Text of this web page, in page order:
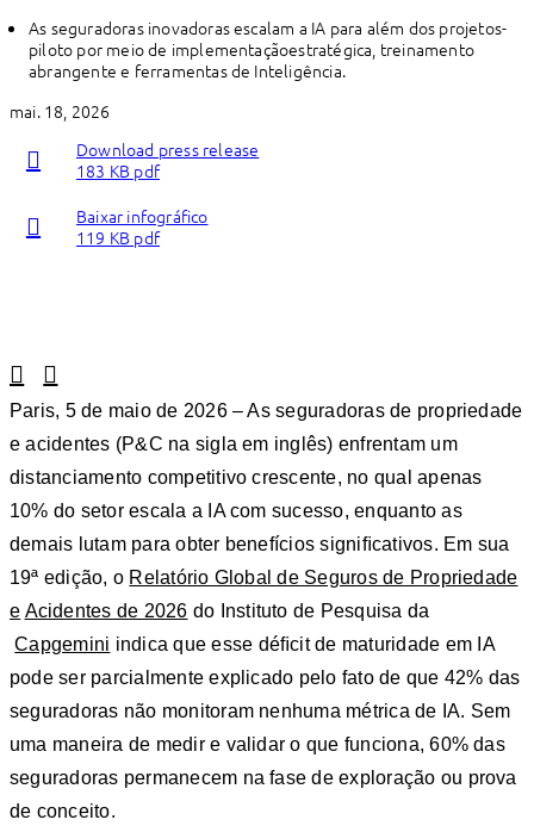
As seguradoras inovadoras escalam a IA para além dos projetos-
piloto por meio de implementaçãoestratégica, treinamento
abrangente e ferramentas de Inteligência.
mai. 18, 2026
Download press release
183 KB pdf
Baixar infográfico
119 KB pdf
Facebook
Linkedin
Paris, 5 de maio de 2026 – As seguradoras de propriedade
e acidentes (P&C na sigla em inglês) enfrentam um
distanciamento competitivo crescente, no qual apenas
10% do setor escala a IA com sucesso, enquanto as
demais lutam para obter benefícios signiﬁcativos. Em sua
19ª edição, o Relatório Global de Seguros de Propriedade
e Acidentes de 2026 do Instituto de Pesquisa da
Capgemini indica que esse déﬁcit de maturidade em IA
pode ser parcialmente explicado pelo fato de que 42% das
seguradoras não monitoram nenhuma métrica de IA. Sem
uma maneira de medir e validar o que funciona, 60% das
seguradoras permanecem na fase de exploração ou prova
de conceito.